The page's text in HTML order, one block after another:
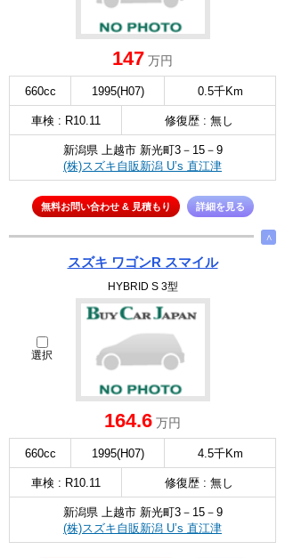
147 万円
660cc 1995(H07) 0.5千Km
車検 : R10.11 修復歴 : 無し
新潟県 上越市 新光町3－15－9
(株)スズキ自販新潟 U’s 直江津
無料お問い合わせ & 見積もり 詳細を見る
∧
スズキ ワゴンR スマイル
HYBRID S 3型
選択
164.6 万円
660cc 1995(H07) 4.5千Km
車検 : R10.11 修復歴 : 無し
新潟県 上越市 新光町3－15－9
(株)スズキ自販新潟 U’s 直江津